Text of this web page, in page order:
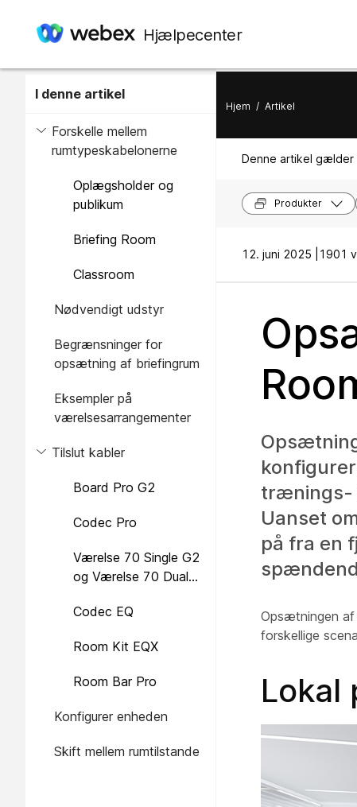
Hjælpecenter
I denne artikel
Forskelle mellem
rumtypeskabelonerne
Oplægsholder og
publikum
Briefing Room
Classroom
Nødvendigt udstyr
Begrænsninger for
opsætning af briefingrum
Eksempler på
værelsesarrangementer
Tilslut kabler
Board Pro G2
Codec Pro
Værelse 70 Single G2
og Værelse 70 Dual
Codec EQ
Room Kit EQX
Room Bar Pro
Konfigurer enheden
Skift mellem rumtilstande
Hjem / Artikel
Denne artikel gælder
Produkter
12. juni 2025 | 1901
trænings-
Uanset
på fra en
Opsætningen af
forskellige